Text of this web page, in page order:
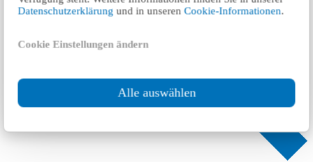
Datenschutzerklärung und in unserenCookie-Informationen.
Cookie Einstellungen ändern
Alle auswählen